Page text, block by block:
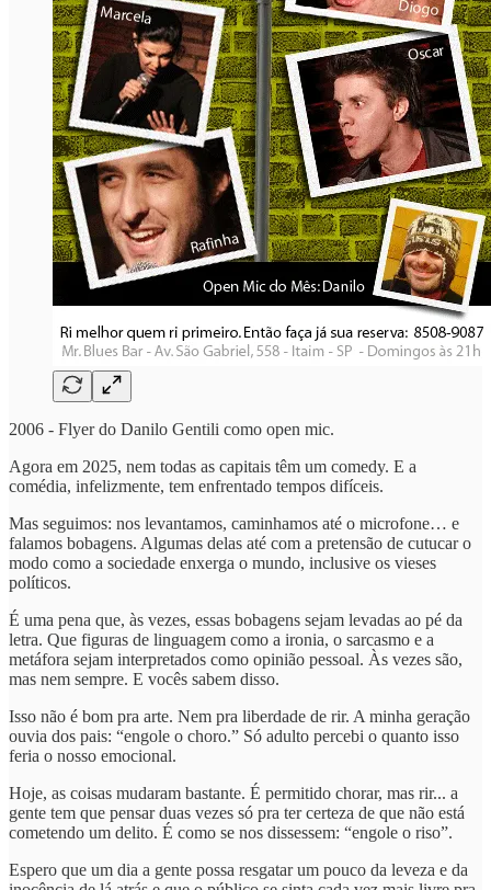
2006 - Flyer do Danilo Gentili como open mic.
Agora em 2025, nem todas as capitais têm um comedy. E a
comédia, infelizmente, tem enfrentado tempos difíceis.
Mas seguimos: nos levantamos, caminhamos até o microfone… e
falamos bobagens. Algumas delas até com a pretensão de cutucar o
modo como a sociedade enxerga o mundo, inclusive os vieses
políticos.
É uma pena que, às vezes, essas bobagens sejam levadas ao pé da
letra. Que figuras de linguagem como a ironia, o sarcasmo e a
metáfora sejam interpretados como opinião pessoal. Às vezes são,
mas nem sempre. E vocês sabem disso.
Isso não é bom pra arte. Nem pra liberdade de rir. A minha geração
ouvia dos pais: “engole o choro.” Só adulto percebi o quanto isso
feria o nosso emocional.
Hoje, as coisas mudaram bastante. É permitido chorar, mas rir... a
gente tem que pensar duas vezes só pra ter certeza de que não está
cometendo um delito. É como se nos dissessem: “engole o riso”.
Espero que um dia a gente possa resgatar um pouco da leveza e da